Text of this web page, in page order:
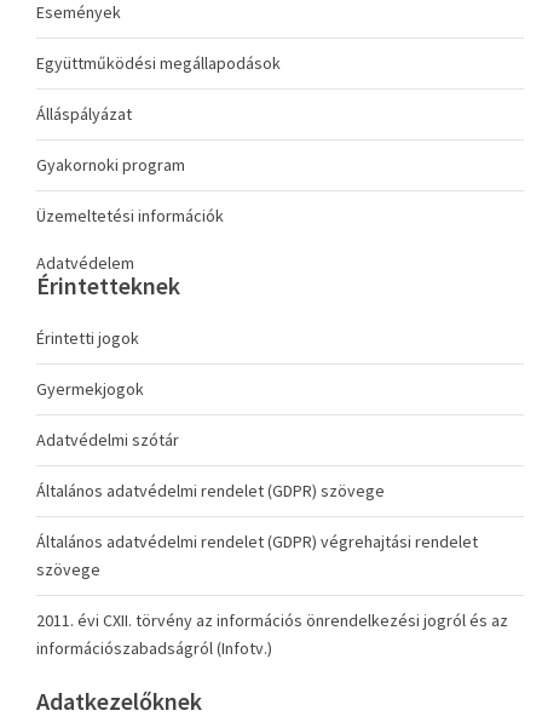
Események
Együttműködési megállapodások
Álláspályázat
Gyakornoki program
Üzemeltetési információk
Adatvédelem
Érintetteknek
Érintetti jogok
Gyermekjogok
Adatvédelmi szótár
Általános adatvédelmi rendelet (GDPR) szövege
Általános adatvédelmi rendelet (GDPR) végrehajtási rendelet
szövege
2011. évi CXII. törvény az információs önrendelkezési jogról és az
információszabadságról (Infotv.)
Adatkezelőknek